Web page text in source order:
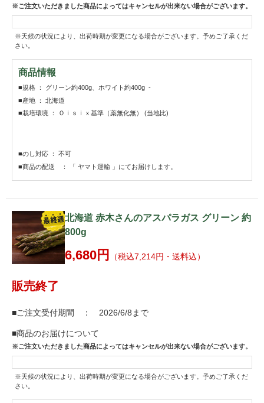
※ご注文いただきました商品によってはキャンセルが出来ない場合がございます。
※天候の状況により、出荷時期が変更になる場合がございます。予めご了承くだ
さい。
商品情報
■規格 ： グリーン約400g、ホワイト約400g -
■産地 ： 北海道
■栽培環境 ： Ｏｉｓｉｘ基準（薬無化無） (当地比)
■のし対応 ： 不可
■商品の配送 ： 「 ヤマト運輸 」にてお届けします。
北海道 赤木さんのアスパラガス グリーン 約
800g
6,680円 （税込7,214円・送料込）
販売終了
■ご注文受付期間 ： 2026/6/8まで
■商品のお届けについて
※ご注文いただきました商品によってはキャンセルが出来ない場合がございます。
※天候の状況により、出荷時期が変更になる場合がございます。予めご了承くだ
さい。